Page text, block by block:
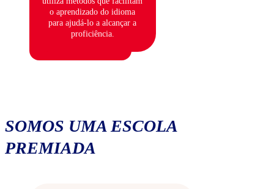
o aprendizado do idioma
para ajudá-lo a alcançar a
proficiência.
SOMOS UMA ESCOLA
PREMIADA